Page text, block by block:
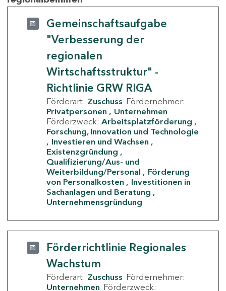
Gemeinschaftsaufgabe
"Verbesserung der
regionalen
Wirtschaftsstruktur" -
Richtlinie GRW RIGA
Förderart: Zuschuss Fördernehmer:
Privatpersonen
Unternehmen
Förderzweck: Arbeitsplatzförderung
Forschung, Innovation und Technologie
Investieren und Wachsen
Existenzgründung
Qualifizierung/Aus- und
Weiterbildung/Personal
Förderung
von Personalkosten
Investitionen in
Sachanlagen und Beratung
Unternehmensgründung
Förderrichtlinie Regionales
Wachstum
Förderart: Zuschuss Fördernehmer:
Unternehmen Förderzweck: